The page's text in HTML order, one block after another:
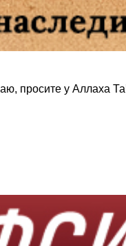
просите у Аллаха